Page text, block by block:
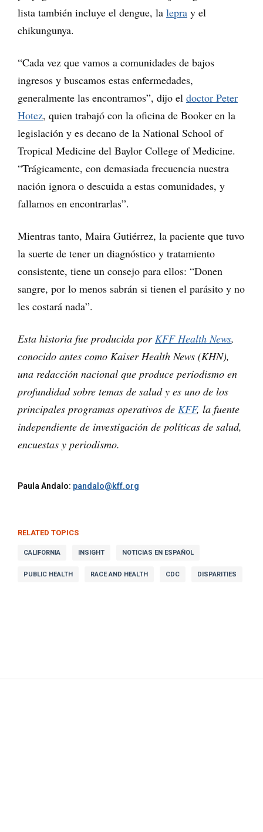
lista también incluye el dengue, la lepra y el
chikungunya.
“Cada vez que vamos a comunidades de bajos
ingresos y buscamos estas enfermedades,
generalmente las encontramos”, dijo el doctor Peter
Hotez, quien trabajó con la oficina de Booker en la
legislación y es decano de la National School of
Tropical Medicine del Baylor College of Medicine.
“Trágicamente, con demasiada frecuencia nuestra
nación ignora o descuida a estas comunidades, y
fallamos en encontrarlas”.
Mientras tanto, Maira Gutiérrez, la paciente que tuvo
la suerte de tener un diagnóstico y tratamiento
consistente, tiene un consejo para ellos: “Donen
sangre, por lo menos sabrán si tienen el parásito y no
les costará nada”.
Esta historia fue producida por KFF Health News,
conocido antes como Kaiser Health News (KHN),
una redacción nacional que produce periodismo en
profundidad sobre temas de salud y es uno de los
principales programas operativos de KFF, la fuente
independiente de investigación de políticas de salud,
encuestas y periodismo.
Paula Andalo: pandalo@kff.org
RELATED TOPICS
CALIFORNIA INSIGHT NOTICIAS EN ESPAÑOL
PUBLIC HEALTH RACE AND HEALTH CDC DISPARITIES